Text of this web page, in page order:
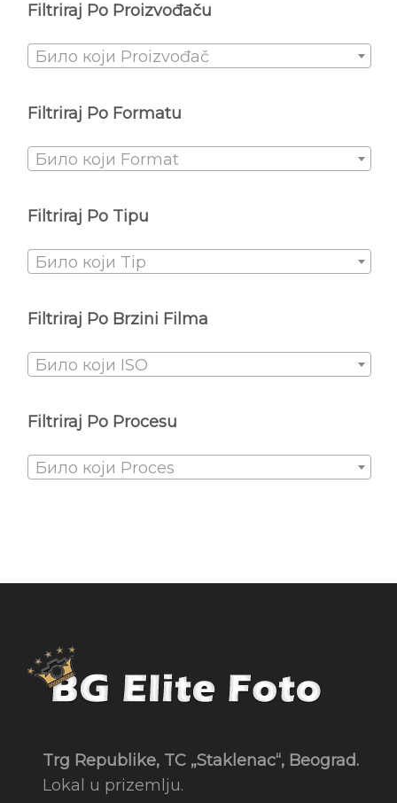
Filtriraj Po Proizvođaču
Било који Proizvođač
Filtriraj Po Formatu
Било који Format
Filtriraj Po Tipu
Било који Tip
Filtriraj Po Brzini Filma
Било који ISO
Filtriraj Po Procesu
Било који Proces
Trg Republike, TC „Staklenac“, Beograd.
Lokal u prizemlju.